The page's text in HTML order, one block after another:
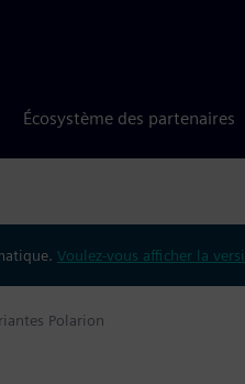
Écosystème des partenaires
Voulez-vous afficher la
Polarion